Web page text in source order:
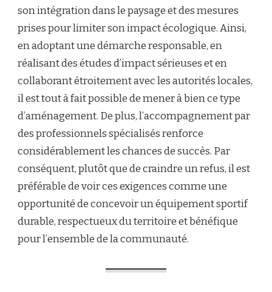
son intégration dans le paysage et des mesures
prises pour limiter son impact écologique. Ainsi,
en adoptant une démarche responsable, en
réalisant des études d’impact sérieuses et en
collaborant étroitement avec les autorités locales,
il est tout à fait possible de mener à bien ce type
d’aménagement. De plus, l’accompagnement par
des professionnels spécialisés renforce
considérablement les chances de succès. Par
conséquent, plutôt que de craindre un refus, il est
préférable de voir ces exigences comme une
opportunité de concevoir un équipement sportif
durable, respectueux du territoire et bénéfique
pour l’ensemble de la communauté.